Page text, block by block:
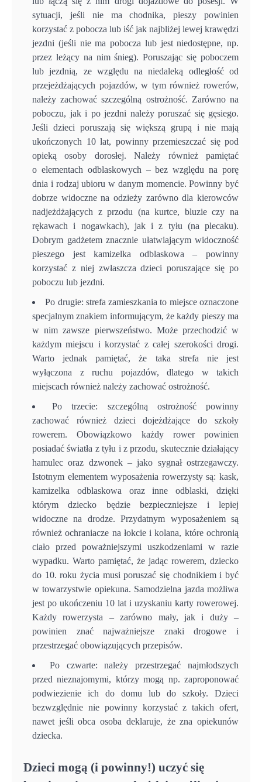
sytuacji, jeśli nie ma chodnika, pieszy powinien
korzystać z pobocza lub iść jak najbliżej lewej krawędzi
jezdni (jeśli nie ma pobocza lub jest niedostępne, np.
przez leżący na nim śnieg). Poruszając się poboczem
lub jezdnią, ze względu na niedaleką odległość od
przejeżdżających pojazdów, w tym również rowerów,
należy zachować szczególną ostrożność. Zarówno na
poboczu, jak i po jezdni należy poruszać się gęsiego.
Jeśli dzieci poruszają się większą grupą i nie mają
ukończonych 10 lat, powinny przemieszczać się pod
opieką osoby dorosłej. Należy również pamiętać
o elementach odblaskowych – bez względu na porę
dnia i rodzaj ubioru w danym momencie. Powinny być
dobrze widoczne na odzieży zarówno dla kierowców
nadjeżdżających z przodu (na kurtce, bluzie czy na
rękawach i nogawkach), jak i z tyłu (na plecaku).
Dobrym gadżetem znacznie ułatwiającym widoczność
pieszego jest kamizelka odblaskowa – powinny
korzystać z niej zwłaszcza dzieci poruszające się po
poboczu lub jezdni.
Po drugie: strefa zamieszkania to miejsce oznaczone
specjalnym znakiem informującym, że każdy pieszy ma
w nim zawsze pierwszeństwo. Może przechodzić w
każdym miejscu i korzystać z całej szerokości drogi.
Warto jednak pamiętać, że taka strefa nie jest
wyłączona z ruchu pojazdów, dlatego w takich
miejscach również należy zachować ostrożność.
Po trzecie: szczególną ostrożność powinny
zachować również dzieci dojeżdżające do szkoły
rowerem. Obowiązkowo każdy rower powinien
posiadać światła z tyłu i z przodu, skutecznie działający
hamulec oraz dzwonek – jako sygnał ostrzegawczy.
Istotnym elementem wyposażenia rowerzysty są: kask,
kamizelka odblaskowa oraz inne odblaski, dzięki
którym dziecko będzie bezpieczniejsze i lepiej
widoczne na drodze. Przydatnym wyposażeniem są
również ochraniacze na łokcie i kolana, które ochronią
ciało przed poważniejszymi uszkodzeniami w razie
wypadku. Warto pamiętać, że jadąc rowerem, dziecko
do 10. roku życia musi poruszać się chodnikiem i być
w towarzystwie opiekuna. Samodzielna jazda możliwa
jest po ukończeniu 10 lat i uzyskaniu karty rowerowej.
Każdy rowerzysta – zarówno mały, jak i duży –
powinien znać najważniejsze znaki drogowe i
przestrzegać obowiązujących przepisów.
Po czwarte: należy przestrzegać najmłodszych
przed nieznajomymi, którzy mogą np. zaproponować
podwiezienie ich do domu lub do szkoły. Dzieci
bezwzględnie nie powinny korzystać z takich ofert,
nawet jeśli obca osoba deklaruje, że zna opiekunów
dziecka.
Dzieci mogą (i powinny!) uczyć się